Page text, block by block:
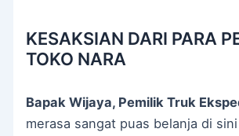
KESAKSIAN DARI PARA
TOKO NARA
Bapak Wijaya, Pemilik Truk
merasa sangat puas belanja di